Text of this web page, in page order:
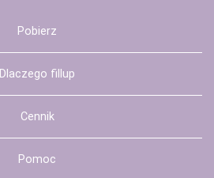
Pobierz
Dlaczego fillup
Cennik
Pomoc